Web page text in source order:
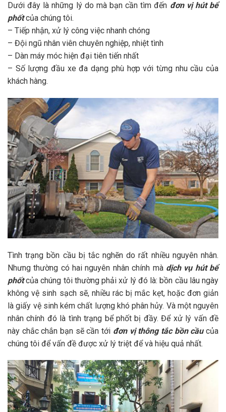
Dưới đây là những lý do mà bạn cần tìm đến đơn vị hút bể
phốtcủa chúng tôi.
– Tiếp nhận, xử lý công việc nhanh chóng
– Đội ngũ nhân viên chuyên nghiệp, nhiệt tình
– Dàn máy móc hiện đại tiên tiến nhất
– Số lượng đầu xe đa dạng phù hợp với từng nhu cầu của
khách hàng.
Tình trạng bồn cầu bị tắc nghẽn do rất nhiều nguyên nhân.
Nhưng thường có hai nguyên nhân chính mà dịch vụ hút bể
phốtcủa chúng tôi thường phải xử lý đó là: bồn cầu lâu ngày
không vệ sinh sạch sẽ, nhiều rác bị mắc kẹt, hoặc đơn giản
là giấy vệ sinh kém chất lượng khó phân hủy. Và một nguyên
nhân chính đó là tình trạng bể phốt bị đầy. Để xử lý vấn đề
này chắc chắn bạn sẽ cần tới đơn vịthông tắc bồn cầucủa
chúng tôi để vấn đề được xử lý triệt để và hiệu quả nhất.